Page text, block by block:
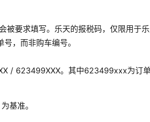
被要求填写。乐天的报税码，仅限用于
，而非购车编号。
/ 623499XXX。其中623499xxx为订单
基准。